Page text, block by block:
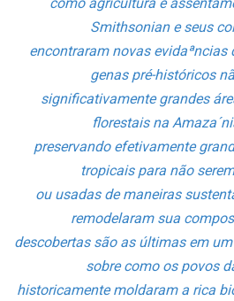
Smithsonian e seus
encontraram novas
genas pré-históricos
significativamente grandes
florestais na
preservando efetivamente
tropicais para não
ou usadas de maneiras
remodelaram sua
descobertas são as últimas em
sobre como os povos
historicamente moldaram a rica